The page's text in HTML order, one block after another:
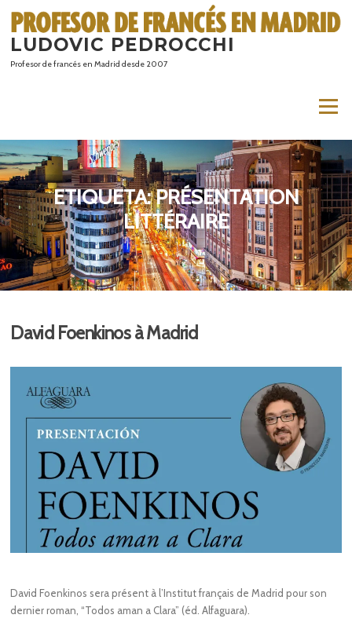
contenido
LUDOVIC PEDROCCHI
Profesor de francés en Madrid desde 2007
Menú
ETIQUETA:PRÉSENTATION
LITTÉRAIRE
David Foenkinos à Madrid
David Foenkinos sera présent à l’Institut français de Madrid pour son
dernier roman, “Todos aman a Clara” (éd. Alfaguara).